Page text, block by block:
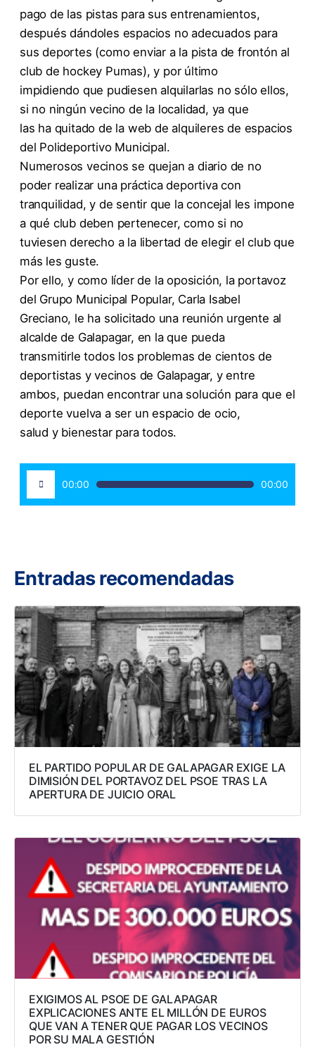
pago de las pistas para sus entrenamientos,
después dándoles espacios no adecuados para
sus deportes (como enviar a la pista de frontón al
club de hockey Pumas), y por último
impidiendo que pudiesen alquilarlas no sólo ellos,
si no ningún vecino de la localidad, ya que
las ha quitado de la web de alquileres de espacios
del Polideportivo Municipal.
Numerosos vecinos se quejan a diario de no
poder realizar una práctica deportiva con
tranquilidad, y de sentir que la concejal les impone
a qué club deben pertenecer, como si no
tuviesen derecho a la libertad de elegir el club que
más les guste.
Por ello, y como líder de la oposición, la portavoz
del Grupo Municipal Popular, Carla Isabel
Greciano, le ha solicitado una reunión urgente al
alcalde de Galapagar, en la que pueda
transmitirle todos los problemas de cientos de
deportistas y vecinos de Galapagar, y entre
ambos, puedan encontrar una solución para que el
deporte vuelva a ser un espacio de ocio,
salud y bienestar para todos.
Reproductor
00:00 00:00
Entradas recomendadas
EL PARTIDO POPULAR DE GALAPAGAR EXIGE LA
DIMISIÓN DEL PORTAVOZ DEL PSOE TRAS LA
APERTURA DE JUICIO ORAL
EXIGIMOS AL PSOE DE GALAPAGAR
EXPLICACIONES ANTE EL MILLÓN DE EUROS
QUE VAN A TENER QUE PAGAR LOS VECINOS
POR SU MALA GESTIÓN